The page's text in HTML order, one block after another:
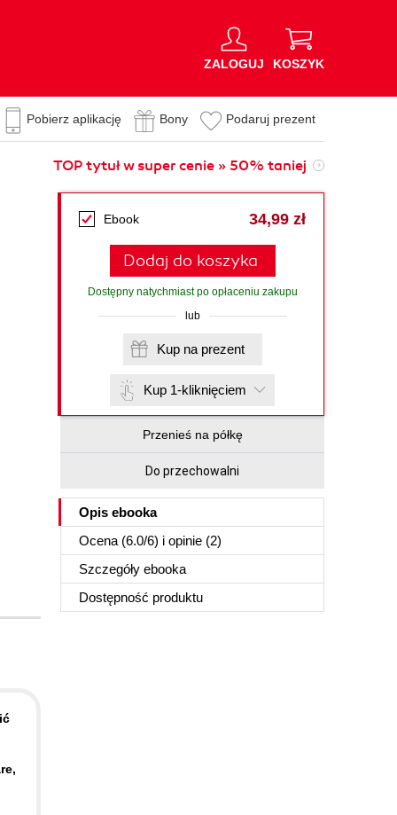
ZALOGUJ KOSZYK
Pobierz aplikację Bony Podaruj prezent
TOP tytuł w super cenie » 50% taniej
Ebook 34,99 zł
Dodaj do koszyka
Dostępny natychmiast po opłaceniu zakupu
lub
Kup na prezent
Kup 1-kliknięciem
Przenieś na półkę
Do przechowalni
Opis ebooka
Ocena (6.0/6) i opinie (2)
Szczegóły ebooka
Dostępność produktu